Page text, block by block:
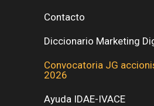
Contacto
Diccionario Marketing
Convocatoria JG
2026
Ayuda IDAE-IVACE